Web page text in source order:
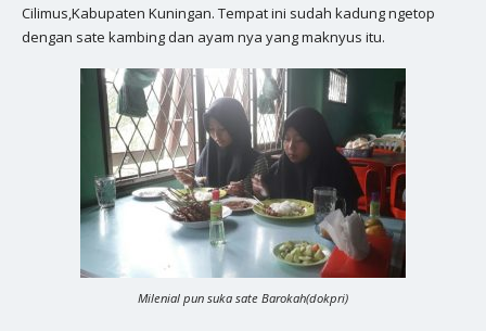
Cilimus,Kabupaten Kuningan. Tempat ini sudah kadung ngetop
dengan sate kambing dan ayam nya yang maknyus itu.
Milenial pun suka sate Barokah(dokpri)